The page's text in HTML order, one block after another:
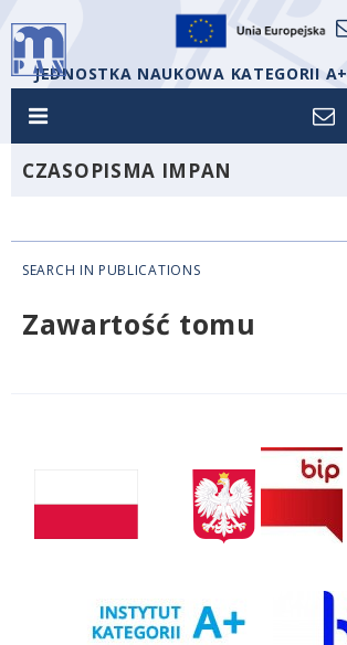
JEDNOSTKA NAUKOWA KATEGORII A+
CZASOPISMA IMPAN
SEARCH IN PUBLICATIONS
Zawartość tomu